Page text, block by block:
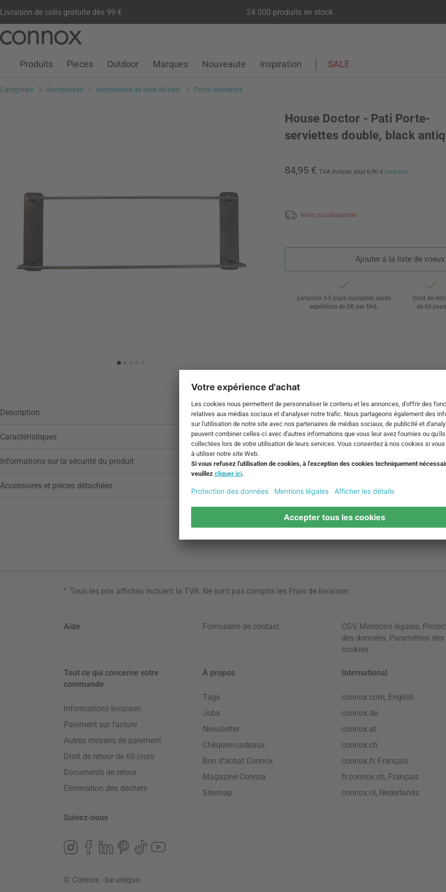
Livraison de colis gratuite dès 99 € 24 000 produits en stock
contenu
Compte clientListe de souhaits
Warenkorb
Produits Pieces Outdoor Marques Nouveaute Inspiration SALE
Catégories Accessoires Accessoires de salle de bain Porte-serviettes
House Doctor - Pati Porte-
serviettes double, black
84,95 € TVA incluse, plus 6,90 € livraison
N’est plus disponible
Ajouter à la liste de voeux
Livraison 3-5 jours ouvrables après
expédition de DE par DHL
Droit de
de 60
Description
Caractéristiques
Informations sur la sécurité du produit
Accessoires et pièces détachées
* Tous les prix affichés incluent la TVA. Ne sont pas compris les Frais de livraison.
Aide Formulaire de contact CGV, Mentions légales,
des données, Paramètres des
cookies
Tout ce qui concerne votre
commande
Informations livraison
Paiement sur facture
Autres moyens de paiement
Droit de retour de 60 jours
Documents de retour
Élimination des déchets
À propos
Tags
Jobs
Newsletter
Chèques-cadeaux
Bon d’achat Connox
Magazine Connox
Sitemap
International
connox.com, English
connox.de
connox.at
connox.ch
connox.fr, Français
fr.connox.ch, Français
connox.nl, Nederlands
Suivez-nous
© Connox - be unique.